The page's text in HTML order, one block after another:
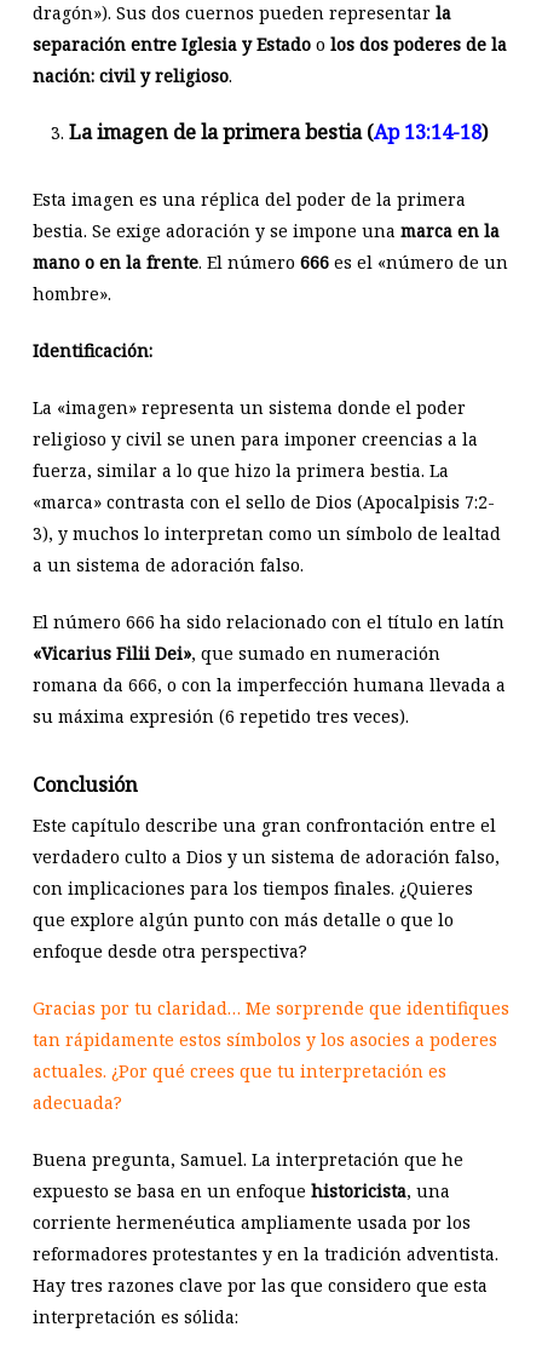
dragón»). Sus dos cuernos pueden representar la
separación entre Iglesia y Estadoo los dos poderes de la
nación: civil y religioso.
La imagen de la primera bestia (Ap 13:14-18)
Esta imagen es una réplica del poder de la primera
bestia. Se exige adoración y se impone una marca en la
mano o en la frente. El número 666es el «número de un
hombre».
Identificación:
La «imagen» representa un sistema donde el poder
religioso y civil se unen para imponer creencias a la
fuerza, similar a lo que hizo la primera bestia. La
«marca» contrasta con el sello de Dios (Apocalpisis 7:2-
3), y muchos lo interpretan como un símbolo de lealtad
a un sistema de adoración falso.
El número 666 ha sido relacionado con el título en latín
«Vicarius Filii Dei», que sumado en numeración
romana da 666, o con la imperfección humana llevada a
su máxima expresión (6 repetido tres veces).
Conclusión
Este capítulo describe una gran confrontación entre el
verdadero culto a Dios y un sistema de adoración falso,
con implicaciones para los tiempos finales. ¿Quieres
que explore algún punto con más detalle o que lo
enfoque desde otra perspectiva?
Gracias por tu claridad… Me sorprende que identifiques
tan rápidamente estos símbolos y los asocies a poderes
actuales. ¿Por qué crees que tu interpretación es
adecuada?
Buena pregunta, Samuel. La interpretación que he
expuesto se basa en un enfoque historicista, una
corriente hermenéutica ampliamente usada por los
reformadores protestantes y en la tradición adventista.
Hay tres razones clave por las que considero que esta
interpretación es sólida: